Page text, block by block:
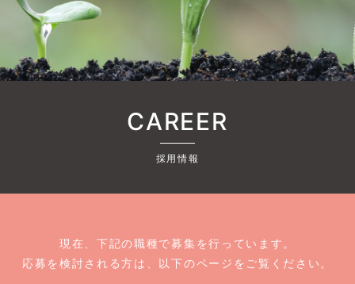
CAREER
採用情報
現在、下記の職種で募集を行っています。
応募を検討される方は、以下のページをご覧ください。